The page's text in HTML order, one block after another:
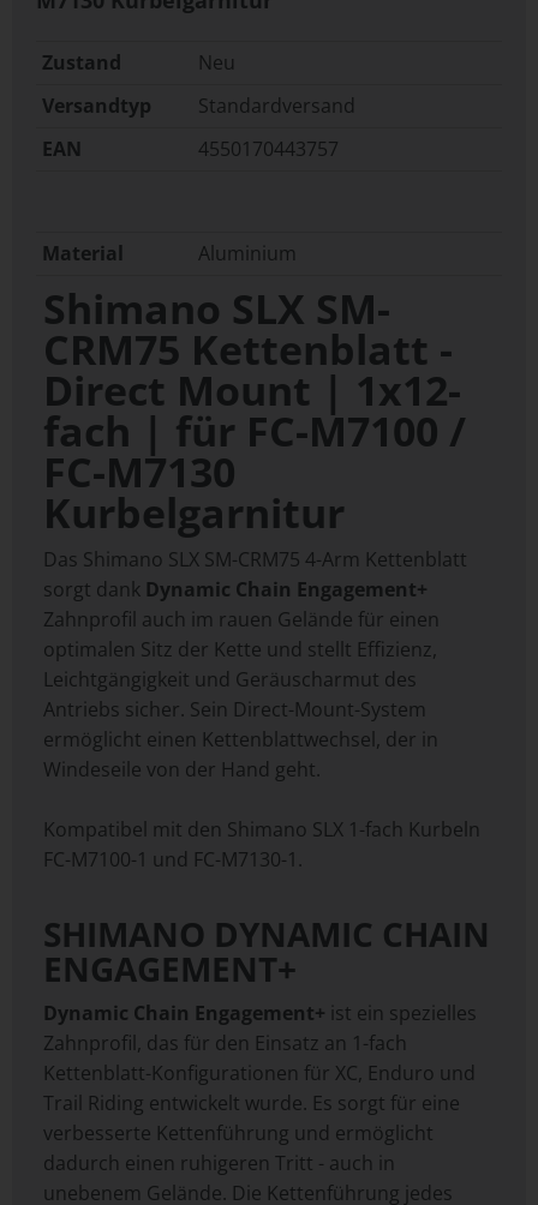
Zustand
Neu
Versandtyp
Standardversand
EAN
4550170443757
Material Aluminium
Shimano SLX SM-
CRM75 Kettenblatt -
Direct Mount | 1x12-
fach | für FC-M7100 /
FC-M7130
Kurbelgarnitur
Das Shimano SLX SM-CRM75 4-Arm Kettenblatt
sorgt dank Dynamic Chain Engagement+
Zahnprofil auch im rauen Gelände für einen
optimalen Sitz der Kette und stellt Effizienz,
Leichtgängigkeit und Geräuscharmut des
Antriebs sicher. Sein Direct-Mount-System
ermöglicht einen Kettenblattwechsel, der in
Windeseile von der Hand geht.
Kompatibel mit den Shimano SLX 1-fach Kurbeln
FC-M7100-1 und FC-M7130-1.
SHIMANO DYNAMIC CHAIN
ENGAGEMENT+
Dynamic Chain Engagement+ ist ein spezielles
Zahnprofil, das für den Einsatz an 1-fach
Kettenblatt-Konfigurationen für XC, Enduro und
Trail Riding entwickelt wurde. Es sorgt für eine
verbesserte Kettenführung und ermöglicht
dadurch einen ruhigeren Tritt - auch in
unebenem Gelände. Die Kettenführung jedes